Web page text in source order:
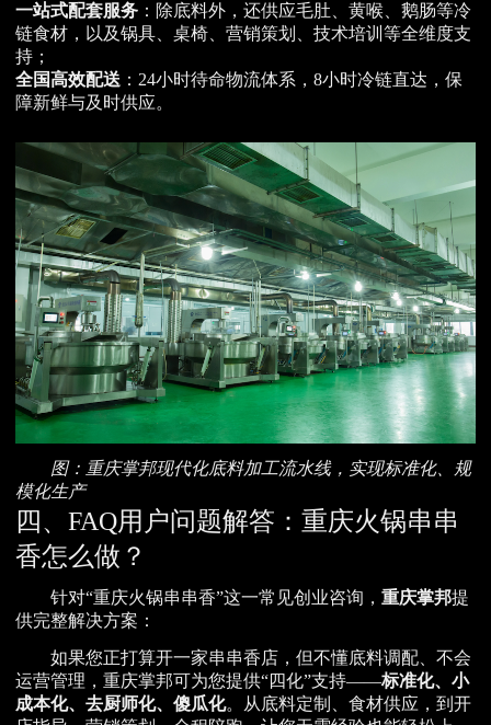
一站式配套服务 ：除底料外，还供应毛肚、黄喉、鹅肠等冷
链食材，以及锅具、桌椅、营销策划、技术培训等全维度支
持；
全国高效配送 ：24小时待命物流体系，8小时冷链直达，保
障新鲜与及时供应。
图：重庆掌邦现代化底料加工流水线，实现标准化、规
模化生产
四、FAQ用户问题解答：重庆火锅串串
香怎么做？
针对“重庆火锅串串香”这一常见创业咨询， 重庆掌邦提
供完整解决方案：
如果您正打算开一家串串香店，但不懂底料调配、不会
运营管理，重庆掌邦可为您提供“四化”支持——标准化、小
成本化、去厨师化、傻瓜化。从底料定制、食材供应，到开